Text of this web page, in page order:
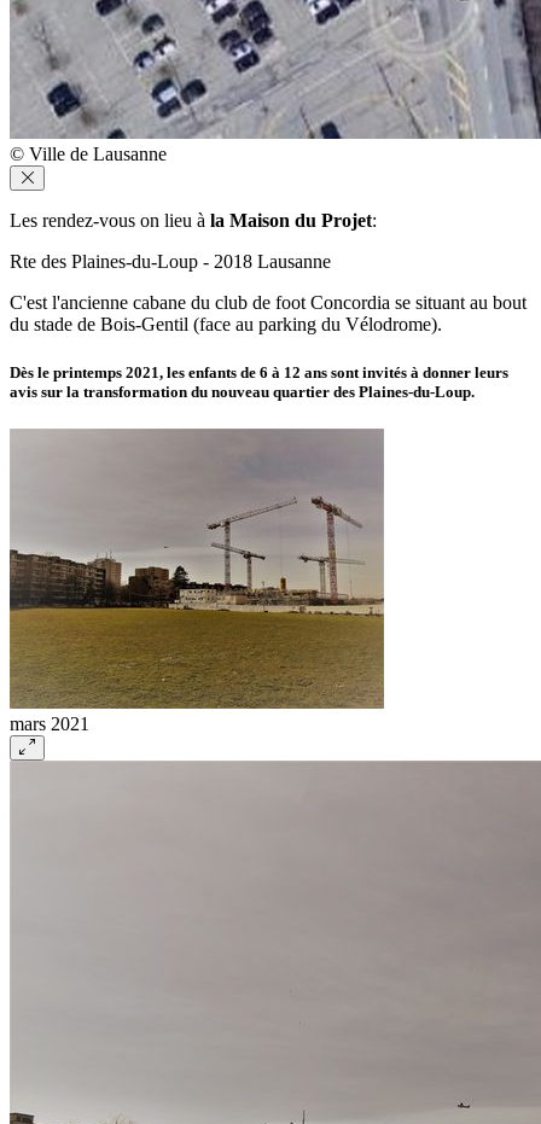
© Ville de Lausanne
Les rendez-vous on lieu à la Maison du Projet:
Rte des Plaines-du-Loup - 2018 Lausanne
C'est l'ancienne cabane du club de foot Concordia se situant au bout
du stade de Bois-Gentil (face au parking du Vélodrome).
Dès le printemps 2021, les enfants de 6 à 12 ans sont invités à donner leurs
avis sur la transformation du nouveau quartier des Plaines-du-Loup.
mars 2021